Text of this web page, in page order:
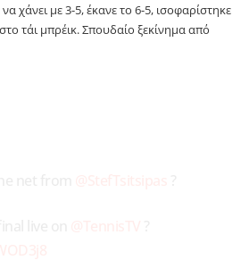
χάνει με 3-5, έκανε το 6-5, ισοφαρίστηκε
τάι μπρέικ. Σπουδαίο ξεκίνημα από